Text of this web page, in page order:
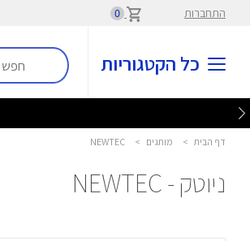
התחברות 0
כל הקטגוריות
דף הבית > מותגים >
NEWTEC
ניוטק - NEWTEC